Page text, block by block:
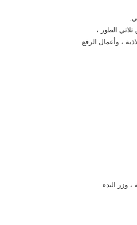
الطور ،
، وأعمال الرفع
وزر البدء